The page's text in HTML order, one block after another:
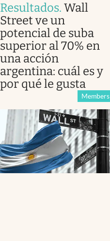
Resultados. Wall
Street ve un
potencial de suba
superior al 70% en
una acción
argentina: cuál es y
por qué le gusta
Members